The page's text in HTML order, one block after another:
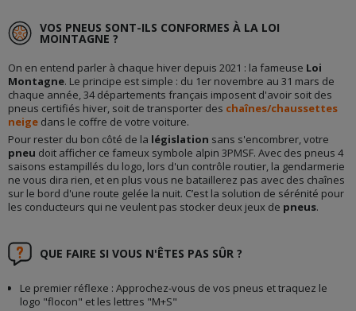
VOS PNEUS SONT-ILS CONFORMES À LA LOI
MOINTAGNE ?
On en entend parler à chaque hiver depuis 2021 : la fameuse Loi
Montagne. Le principe est simple : du 1er novembre au 31 mars de
chaque année, 34 départements français imposent d'avoir soit des
pneus certifiés hiver, soit de transporter des chaînes/chaussettes
neige dans le coffre de votre voiture.
Pour rester du bon côté de la législation sans s'encombrer, votre
pneu doit afficher ce fameux symbole alpin 3PMSF. Avec des pneus 4
saisons estampillés du logo, lors d'un contrôle routier, la gendarmerie
ne vous dira rien, et en plus vous ne bataillerez pas avec des chaînes
sur le bord d'une route gelée la nuit. C’est la solution de sérénité pour
les conducteurs qui ne veulent pas stocker deux jeux de pneus.
QUE FAIRE SI VOUS N'ÊTES PAS SÛR ?
Le premier réflexe : Approchez-vous de vos pneus et traquez le
logo "flocon" et les lettres "M+S"